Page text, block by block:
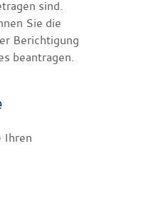
sind.
Sie die
Berichtigung
beantragen.
Ihren